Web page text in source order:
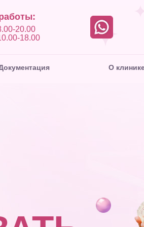
О
20.00
18.00
Документация О клинике
Документация О клинике